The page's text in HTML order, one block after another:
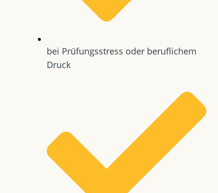
bei Prüfungsstress oder beruflichem
Druck